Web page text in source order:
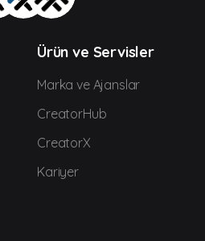
Ürün ve Servisler
Marka ve Ajanslar
CreatorHub
CreatorX
Kariyer